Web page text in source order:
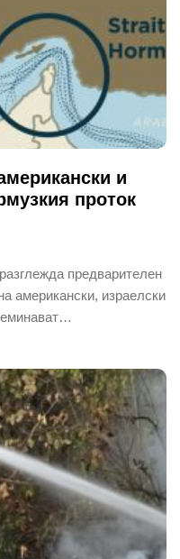
и
проток
предварителен
американски, израелски